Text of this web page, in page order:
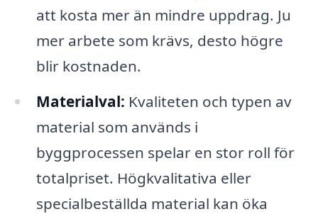
att kosta mer än mindre uppdrag. Ju
mer arbete som krävs, desto högre
blir kostnaden.
Materialval: Kvaliteten och typen av
material som används i
byggprocessen spelar en stor roll för
totalpriset. Högkvalitativa eller
specialbeställda material kan öka